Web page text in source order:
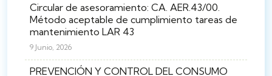
Circular de asesoramiento: CA. AER.43/00.
Método aceptable de cumplimiento tareas de
mantenimiento LAR 43
9 Junio, 2026
PREVENCIÓN Y CONTROL DEL CONSUMO